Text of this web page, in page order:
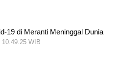
19 di Meranti Meninggal Dunia
WIB